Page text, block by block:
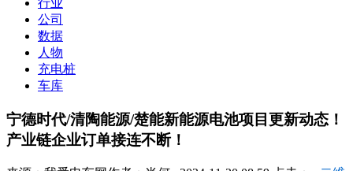
行业
公司
数据
人物
充电桩
车库
宁德时代/清陶能源/楚能新能源电池项目更新动态！
产业链企业订单接连不断！